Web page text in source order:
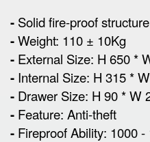
- Solid fire-proof structure
-Weight: 110 ± 10Kg
- External Size: H 650 *
- Internal Size: H 315 *
- Drawer Size: H 90 * W
- Feature: Anti-theft
- Fireproof Ability: 1000 -